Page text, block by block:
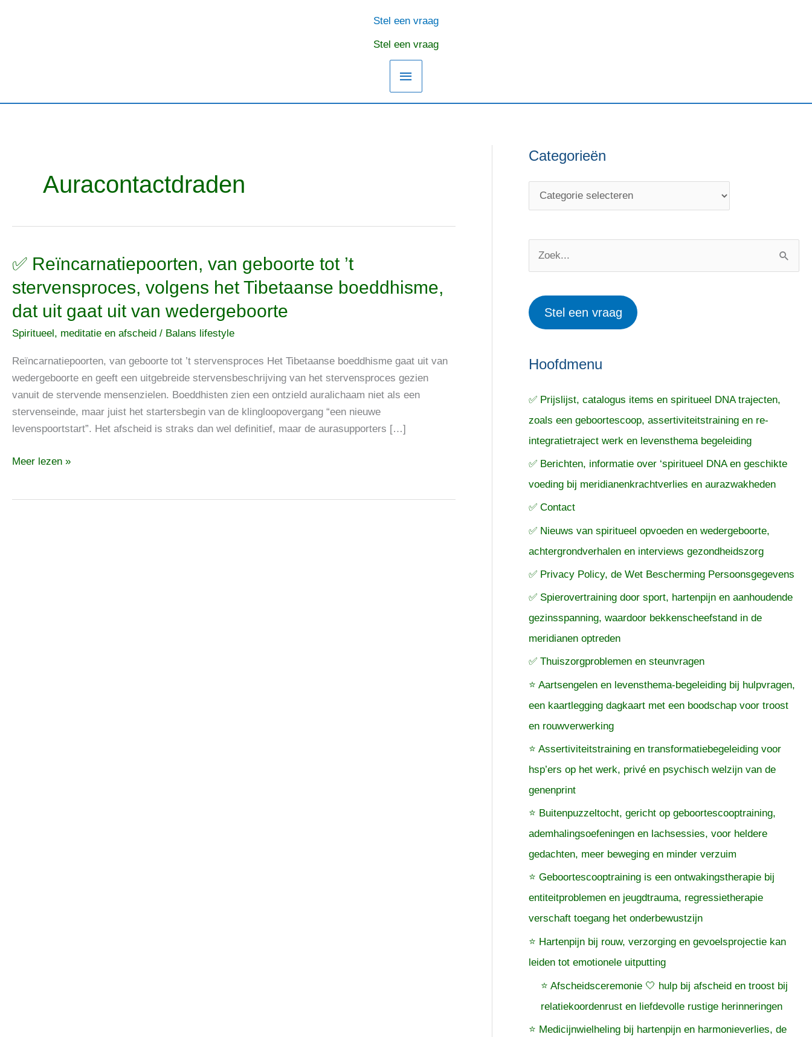
Hoofdmenu
Stel een vraag
Stel een vraag
Auracontactdraden
✅ Reïncarnatiepoorten, van geboorte tot ’t
stervensproces, volgens het Tibetaanse boeddhisme,
dat uit gaat uit van wedergeboorte
Spiritueel, meditatie en afscheid / Balans lifestyle
Reïncarnatiepoorten, van geboorte tot ’t stervensproces Het Tibetaanse boeddhisme gaat uit van
wedergeboorte en geeft een uitgebreide stervensbeschrijving van het stervensproces gezien
vanuit de stervende mensenzielen. Boeddhisten zien een ontzield auralichaam niet als een
stervenseinde, maar juist het startersbegin van de klingloopovergang “een nieuwe
levenspoortstart”. Het afscheid is straks dan wel definitief, maar de aurasupporters […]
✅
van
geboorte
tot
stervensproces,
volgens
het
Tibetaanse
boeddhisme,
uit
uit
Meer lezen »
Categorieën
C
e
n
e
k
a
r
:
Stel een vraag
Hoofdmenu
✅ Prijslijst, catalogus items en spiritueel DNA trajecten,
zoals een geboortescoop, assertiviteitstraining en re-
integratietraject werk en levensthema begeleiding
✅ Berichten, informatie over ‘spiritueel DNA en geschikte
voeding bij meridianenkrachtverlies en aurazwakheden
✅ Contact
✅ Nieuws van spiritueel opvoeden en wedergeboorte,
achtergrondverhalen en interviews gezondheidszorg
✅ Privacy Policy, de Wet Bescherming Persoonsgegevens
✅ Spierovertraining door sport, hartenpijn en aanhoudende
gezinsspanning, waardoor bekkenscheefstand in de
meridianen optreden
✅ Thuiszorgproblemen en steunvragen
⭐ Aartsengelen en levensthema-begeleiding bij hulpvragen,
een kaartlegging dagkaart met een boodschap voor troost
en rouwverwerking
⭐ Assertiviteitstraining en transformatiebegeleiding voor
hsp’ers op het werk, privé en psychisch welzijn van de
genenprint
⭐ Buitenpuzzeltocht, gericht op geboortescooptraining,
ademhalingsoefeningen en lachsessies, voor heldere
gedachten, meer beweging en minder verzuim
⭐ Geboortescooptraining is een ontwakingstherapie bij
entiteitproblemen en jeugdtrauma, regressietherapie
verschaft toegang het onderbewustzijn
⭐ Hartenpijn bij rouw, verzorging en gevoelsprojectie kan
leiden tot emotionele uitputting
⭐ Afscheidsceremonie 🤍 hulp bij afscheid en troost bij
relatiekoordenrust en liefdevolle rustige herinneringen
⭐ Medicijnwielheling bij hartenpijn en harmonieverlies, de
O
p
n